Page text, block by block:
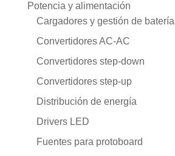
Potencia y alimentación
Cargadores y gestión de batería
Convertidores AC-AC
Convertidores step-down
Convertidores step-up
Distribución de energía
Drivers LED
Fuentes para protoboard